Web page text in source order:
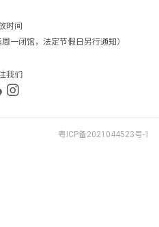
时间
一闭馆，法定节假日另行通知）
我们
粤ICP备2021044523号-1